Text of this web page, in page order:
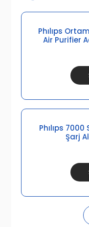
Phılıps
Air Purifier
Phılıps
Şarj